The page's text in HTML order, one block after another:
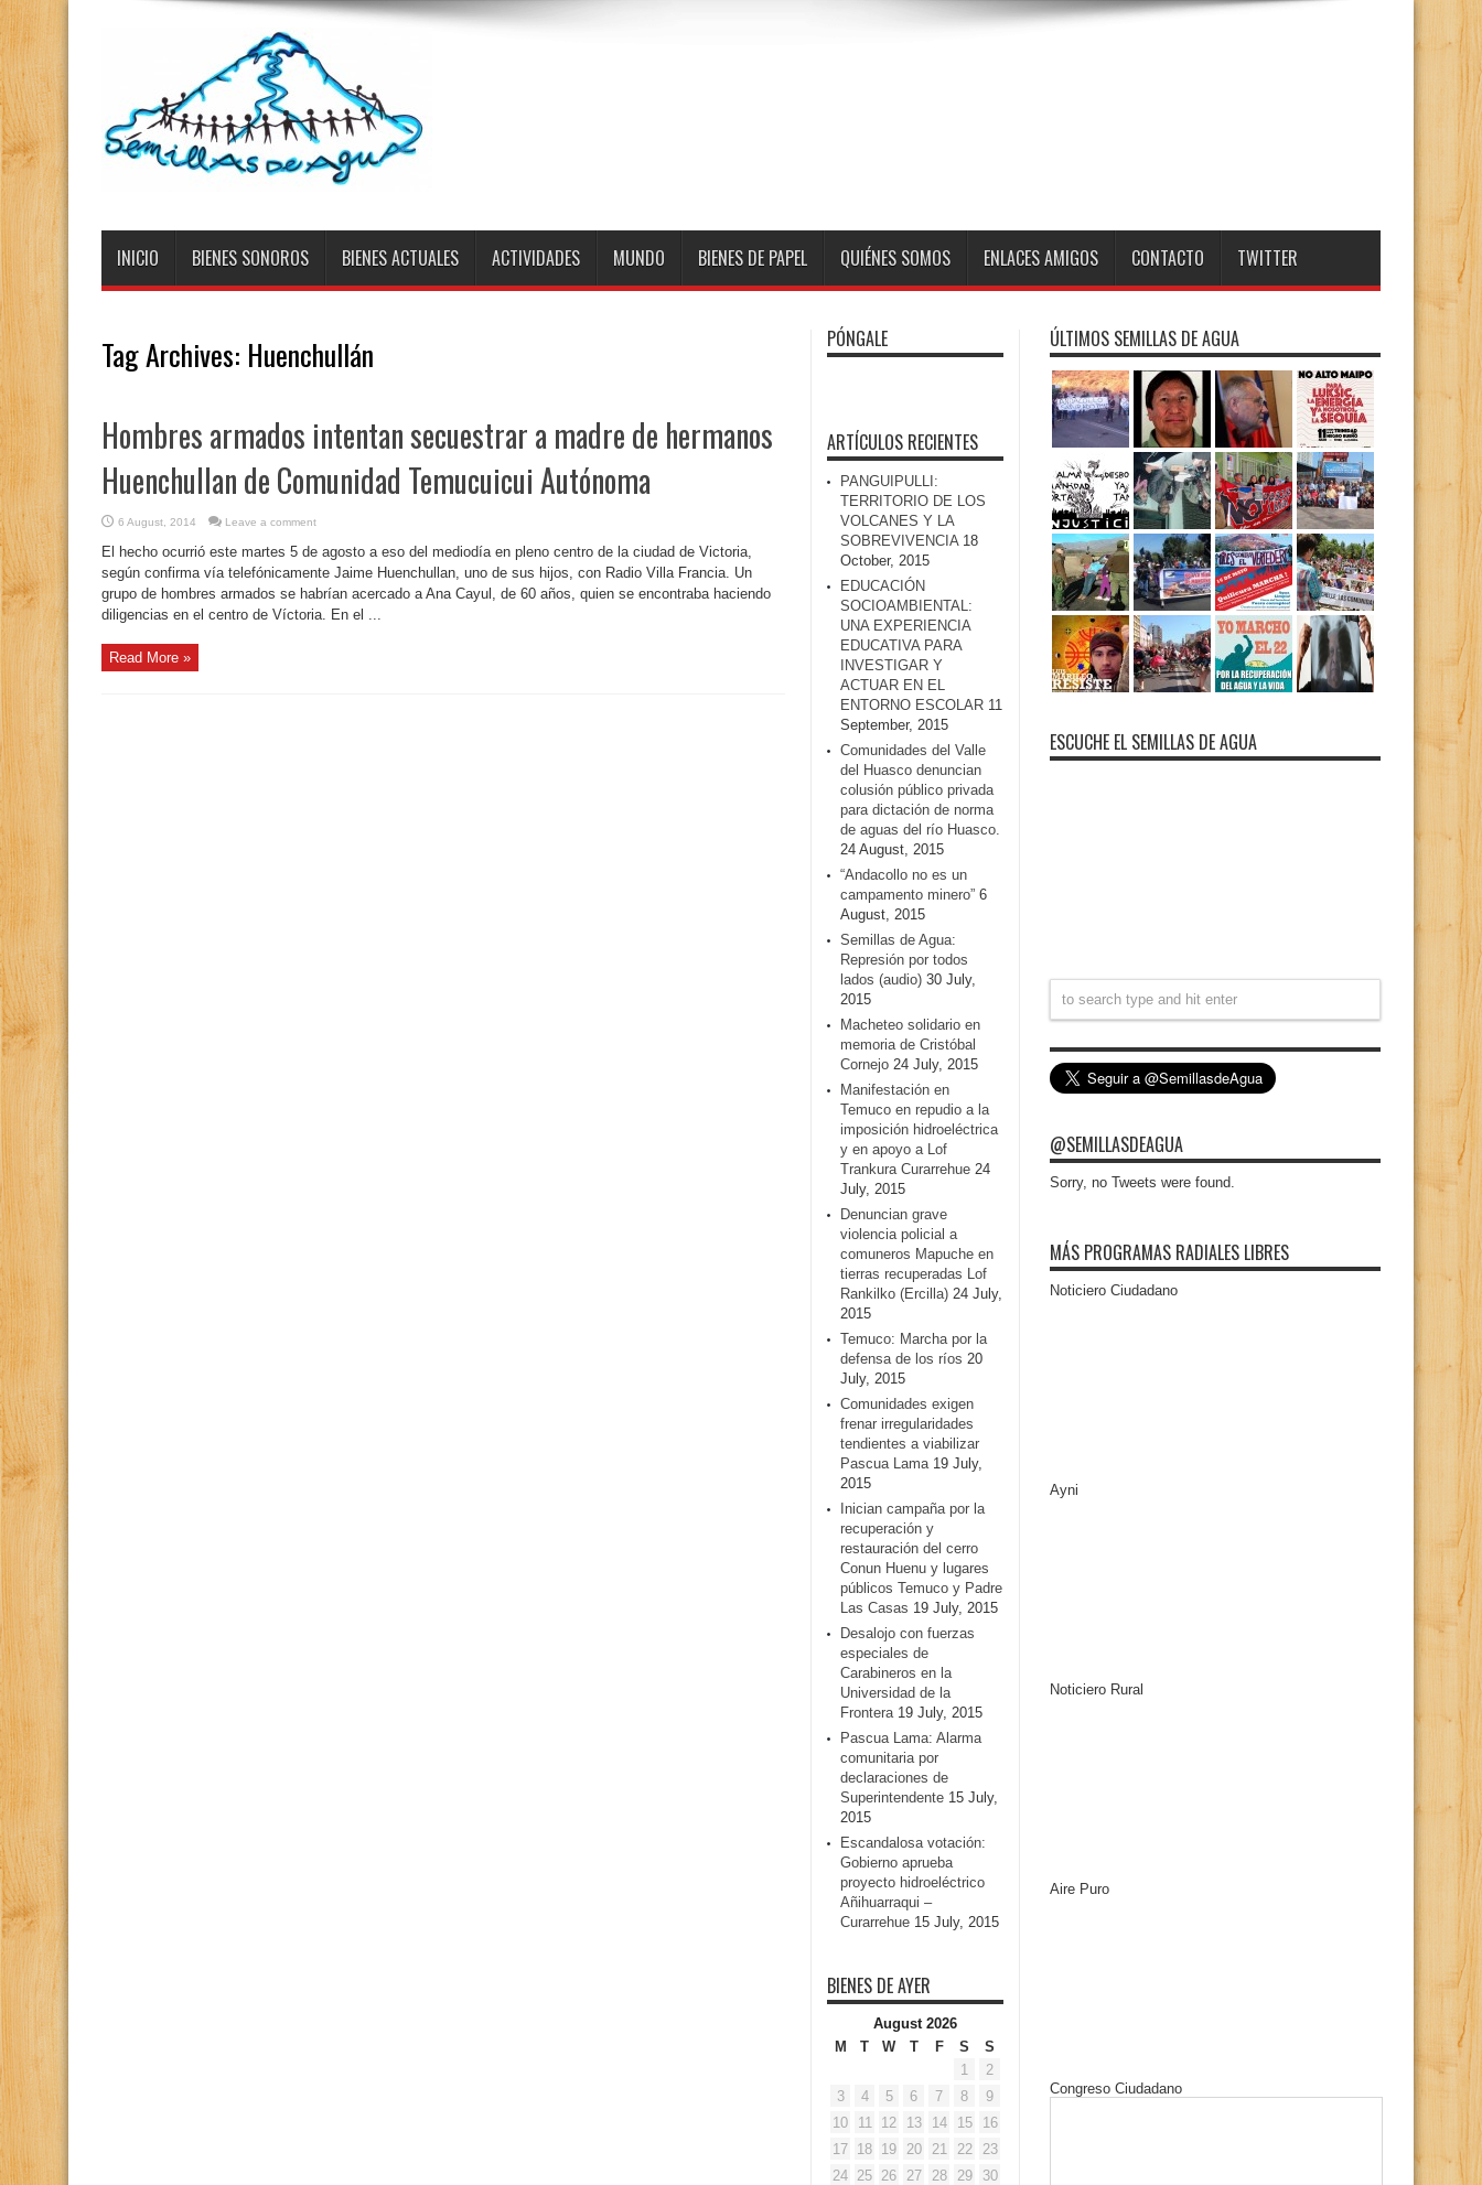
INICIO BIENES SONOROS BIENES ACTUALES ACTIVIDADES MUNDO BIENES DE PAPEL QUIÉNES SOMOS ENLACES AMIGOS CONTACTO TWITTER
Tag Archives: Huenchullán
Hombres armados intentan secuestrar a madre de hermanos
Huenchullan de Comunidad Temucuicui Autónoma
6 August, 2014 Leave a comment
El hecho ocurrió este martes 5 de agosto a eso del mediodía en pleno centro de la ciudad de Victoria,
según confirma vía telefónicamente Jaime Huenchullan, uno de sus hijos, con Radio Villa Francia. Un
grupo de hombres armados se habrían acercado a Ana Cayul, de 60 años, quien se encontraba haciendo
diligencias en el centro de Víctoria. En el ...
Read More »
PÓNGALE
ARTÍCULOS RECIENTES
PANGUIPULLI:
TERRITORIO DE LOS
VOLCANES Y LA
SOBREVIVENCIA 18
October, 2015
EDUCACIÓN
SOCIOAMBIENTAL:
UNA EXPERIENCIA
EDUCATIVA PARA
INVESTIGAR Y
ACTUAR EN EL
ENTORNO ESCOLAR 11
September, 2015
Comunidades del Valle
del Huasco denuncian
colusión público privada
para dictación de norma
de aguas del río Huasco.
24 August, 2015
“Andacollo no es un
campamento minero” 6
August, 2015
Semillas de Agua:
Represión por todos
lados (audio) 30 July,
2015
Macheteo solidario en
memoria de Cristóbal
Cornejo 24 July, 2015
Manifestación en
Temuco en repudio a la
imposición hidroeléctrica
y en apoyo a Lof
Trankura Curarrehue 24
July, 2015
Denuncian grave
violencia policial a
comuneros Mapuche en
tierras recuperadas Lof
Rankilko (Ercilla) 24 July,
2015
Temuco: Marcha por la
defensa de los ríos 20
July, 2015
Comunidades exigen
frenar irregularidades
tendientes a viabilizar
Pascua Lama 19 July,
2015
Inician campaña por la
recuperación y
restauración del cerro
Conun Huenu y lugares
públicos Temuco y Padre
Las Casas 19 July, 2015
Desalojo con fuerzas
especiales de
Carabineros en la
Universidad de la
Frontera 19 July, 2015
Pascua Lama: Alarma
comunitaria por
declaraciones de
Superintendente 15 July,
2015
Escandalosa votación:
Gobierno aprueba
proyecto hidroeléctrico
Añihuarraqui –
Curarrehue 15 July, 2015
BIENES DE AYER
August 2026
M
T W T F S
S
1
2
3
4 5 6 7 8
9
10
11 12 13 14 15
16
17 18 19 20 21 22
23
24 25 26 27 28 29
30
ÚLTIMOS SEMILLAS DE AGUA
ESCUCHE EL SEMILLAS DE AGUA
@SEMILLASDEAGUA
Sorry, no Tweets were found.
MÁS PROGRAMAS RADIALES LIBRES
Noticiero Ciudadano
Ayni
Noticiero Rural
Aire Puro
Congreso Ciudadano